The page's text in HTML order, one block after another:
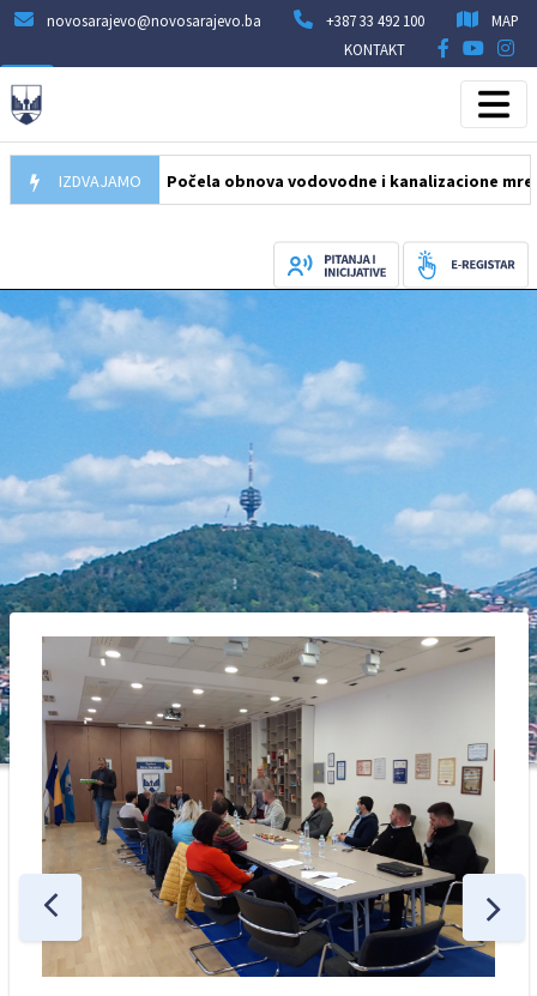
novosarajevo@novosarajevo.ba +387 33 492 100
MAP
KONTAKT
IZDVAJAMO
05.08.2026 Počela obnova vodovodne i kanalizacione mreže u